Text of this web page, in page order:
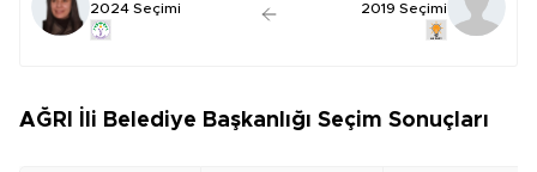
2024 Seçimi 2019 Seçimi
AĞRI İli Belediye Başkanlığı Seçim Sonuçları